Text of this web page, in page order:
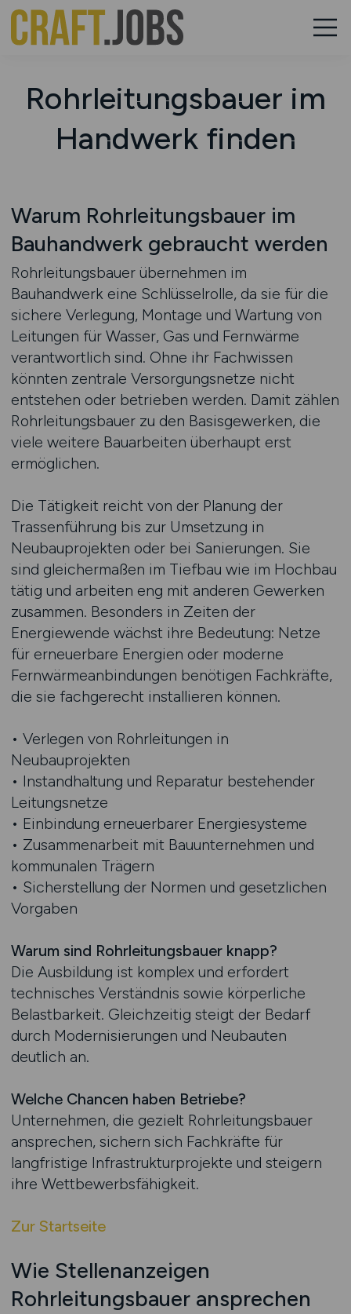
Rohrleitungsbauer im
Handwerk finden
Warum Rohrleitungsbauer im
Bauhandwerk gebraucht werden
Rohrleitungsbauer übernehmen im
Bauhandwerk eine Schlüsselrolle, da sie für die
sichere Verlegung, Montage und Wartung von
Leitungen für Wasser, Gas und Fernwärme
verantwortlich sind. Ohne ihr Fachwissen
könnten zentrale Versorgungsnetze nicht
entstehen oder betrieben werden. Damit zählen
Rohrleitungsbauer zu den Basisgewerken, die
viele weitere Bauarbeiten überhaupt erst
ermöglichen.
Die Tätigkeit reicht von der Planung der
Trassenführung bis zur Umsetzung in
Neubauprojekten oder bei Sanierungen. Sie
sind gleichermaßen im Tiefbau wie im Hochbau
tätig und arbeiten eng mit anderen Gewerken
zusammen. Besonders in Zeiten der
Energiewende wächst ihre Bedeutung: Netze
für erneuerbare Energien oder moderne
Fernwärmeanbindungen benötigen Fachkräfte,
die sie fachgerecht installieren können.
• Verlegen von Rohrleitungen in
Neubauprojekten
• Instandhaltung und Reparatur bestehender
Leitungsnetze
• Einbindung erneuerbarer Energiesysteme
• Zusammenarbeit mit Bauunternehmen und
kommunalen Trägern
• Sicherstellung der Normen und gesetzlichen
Vorgaben
Warum sind Rohrleitungsbauer knapp?
Die Ausbildung ist komplex und erfordert
technisches Verständnis sowie körperliche
Belastbarkeit. Gleichzeitig steigt der Bedarf
durch Modernisierungen und Neubauten
deutlich an.
Welche Chancen haben Betriebe?
Unternehmen, die gezielt Rohrleitungsbauer
ansprechen, sichern sich Fachkräfte für
langfristige Infrastrukturprojekte und steigern
ihre Wettbewerbsfähigkeit.
Zur Startseite
Wie Stellenanzeigen
Rohrleitungsbauer ansprechen